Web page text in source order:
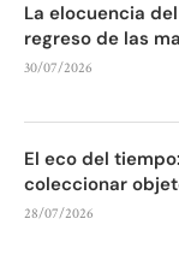
La elocuencia
regreso de las
30/07/2026
El eco del
coleccionar
28/07/2026